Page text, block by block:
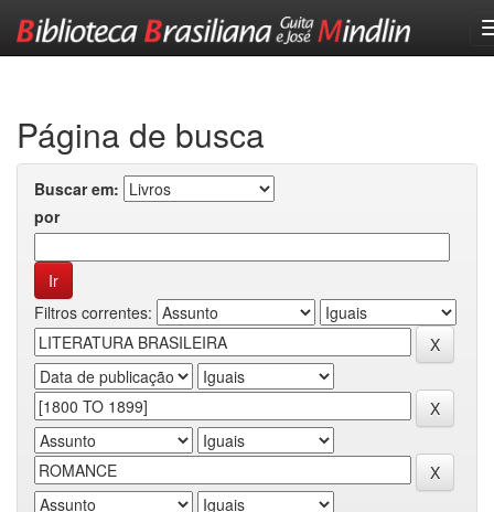
Página de busca
Buscar em:
por
Filtros correntes: